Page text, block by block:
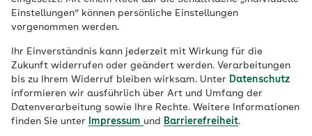
Einstellungen“ können persönliche Einstellungen
vorgenommen werden.
Ihr Einverständnis kann jederzeit mit Wirkung für die
Zukunft widerrufen oder geändert werden. Verarbeitungen
bis zu Ihrem Widerruf bleiben wirksam. Unter Datenschutz
informieren wir ausführlich über Art und Umfang der
Datenverarbeitung sowie Ihre Rechte. Weitere Informationen
finden Sie unter
Impressum und Barrierefreiheit.